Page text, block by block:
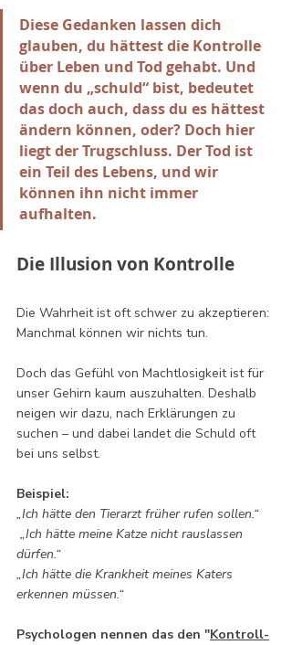
Diese Gedanken lassen dich
glauben, du hättest die Kontrolle
über Leben und Tod gehabt. Und
wenn du „schuld“ bist, bedeutet
das doch auch, dass du es hättest
ändern können, oder? Doch hier
liegt der Trugschluss. Der Tod ist
ein Teil des Lebens, und wir
können ihn nicht immer
aufhalten.
Die Illusion von Kontrolle
Die Wahrheit ist oft schwer zu akzeptieren:
Manchmal können wir nichts tun.
Doch das Gefühl von Machtlosigkeit ist für
unser Gehirn kaum auszuhalten. Deshalb
neigen wir dazu, nach Erklärungen zu
suchen – und dabei landet die Schuld oft
bei uns selbst.
Beispiel:
„Ich hätte den Tierarzt früher rufen sollen.“
„Ich hätte meine Katze nicht rauslassen
dürfen.“
„Ich hätte die Krankheit meines Katers
erkennen müssen.“
Psychologen nennen das den "Kontroll-